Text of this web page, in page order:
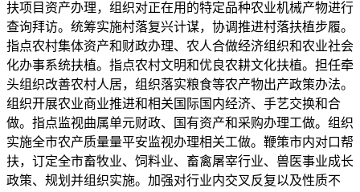
扶项目资产办理，组织对正在用的特定品种农业机械产物进行
查询拜访。统筹实施村落复兴计谋，协调推进村落扶植步履。
指点农村集体资产和财政办理、农人合做经济组织和农业社会
化办事系统扶植。指点农村文明和优良农耕文化扶植。担任牵
头组织改善农村人居，组织落实粮食等农产物出产政策办法。
组织开展农业商业推进和相关国际国内经济、手艺交换和合
做。指点监视曲属单元财政、国有资产和采购办理工做。组织
实施全市农产质量量平安监视办理相关工做。鞭策市内对口帮
扶，订定全市畜牧业、饲料业、畜禽屠宰行业、兽医事业成长
政策、规划并组织实施。加强对行业内交叉反复以及性质不